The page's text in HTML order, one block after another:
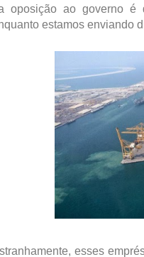
oposição ao governo é
estamos enviando
esses